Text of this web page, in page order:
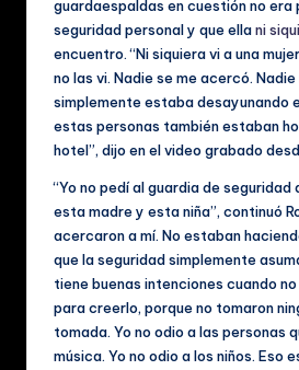
guardaespaldas en cuestión no era
seguridad personal y que ellani
encuentro. “Ni siquiera vi a una
no las vi. Nadie se me acercó.
simplemente estaba desayunando
estas personas también estaban
hotel”, dijo en el video grabado
“Yo no pedí al guardia de seguridad
esta madre y esta niña”, continuó
acercaron a mí. No estaban
que la seguridad simplemente
tiene buenas intenciones cuando
para creerlo, porque no tomaron
tomada. Yo no odio a las personas
música. Yo no odio a los niños. Eso